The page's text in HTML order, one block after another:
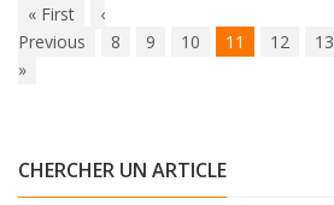
« First
‹
Previous
8 9 10 11 12 13
»
CHERCHER UN ARTICLE